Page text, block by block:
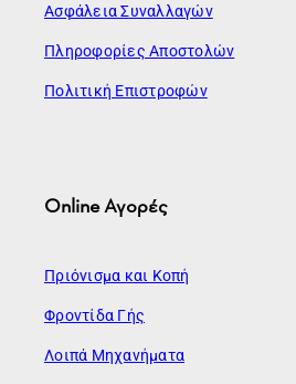
Ασφάλεια Συναλλαγών
Πληροφορίες Αποστολών
Πολιτική Επιστροφών
Online Αγορές
Πριόνισμα και Κοπή
Φροντίδα Γής
Λοιπά Μηχανήματα